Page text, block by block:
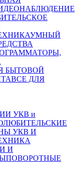
УМНЫЙ
БЫТОВОЙ
ВСЕ ДЛЯ
УКВ и
УКВ И
И
ПОВОРОТНЫЕ